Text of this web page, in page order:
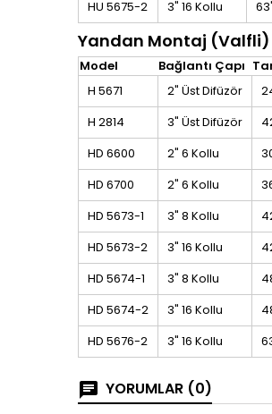
HU 5675-2
3" 16 Kollu
Yandan Montaj (Valfli)
Model Bağlantı Çapı
H 5671
2" Üst Difüzör
H 2814
3" Üst Difüzör
HD 6600
2" 6 Kollu
HD 6700
2" 6 Kollu
HD 5673-1
3" 8 Kollu
HD 5673-2
3" 16 Kollu
HD 5674-1
3" 8 Kollu
HD 5674-2
3" 16 Kollu
HD 5676-2
3" 16 Kollu
YORUMLAR (0)